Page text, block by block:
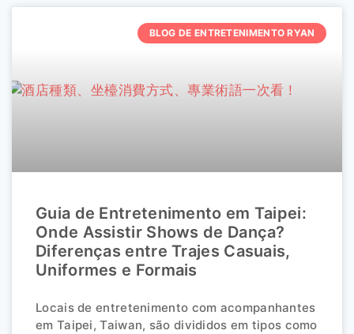
BLOG DE ENTRETENIMENTO RYAN
Guia de Entretenimento em Taipei:
Onde Assistir Shows de Dança?
Diferenças entre Trajes Casuais,
Uniformes e Formais
Locais de entretenimento com acompanhantes
em Taipei, Taiwan, são divididos em tipos como